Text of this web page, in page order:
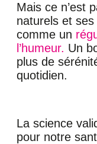
Mais ce n’est
naturels et
comme un
l’humeur. Un
plus de
quotidien.
La science
pour notre